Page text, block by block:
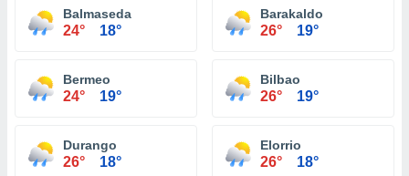
Balmaseda
24° 18°
Barakaldo
26° 19°
Bermeo
24° 19°
Bilbao
26° 19°
Durango
26° 18°
Elorrio
26° 18°